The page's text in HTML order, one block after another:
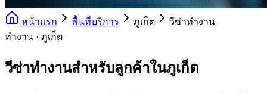
หน้าแรก พื้นที่บริการ ภูเก็ต
วีซ่าทำงาน
ทำงาน · ภูเก็ต
วีซ่าทำงานสำหรับลูกค้าในภูเก็ต